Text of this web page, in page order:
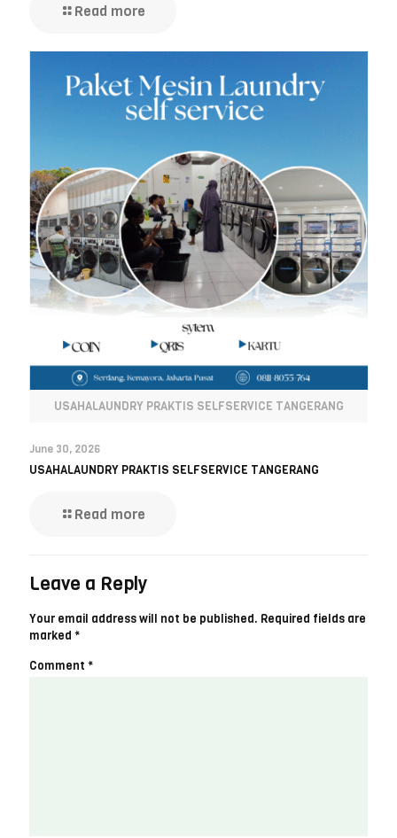
Read more
USAHALAUNDRY PRAKTIS SELFSERVICE TANGERANG
June 30, 2026
USAHALAUNDRY PRAKTIS SELFSERVICE TANGERANG
Read more
Leave a Reply
Your email address will not be published. Required fields are
marked *
Comment *